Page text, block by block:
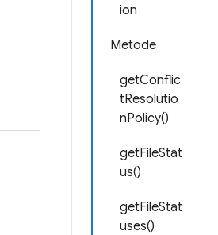
ion
Metode
getConflic
tResolutio
nPolicy()
getFileStat
us()
getFileStat
uses()